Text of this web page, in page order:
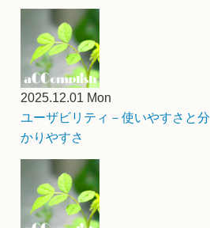
2025.12.01 Mon
ユーザビリティ－使いやすさと分
かりやすさ